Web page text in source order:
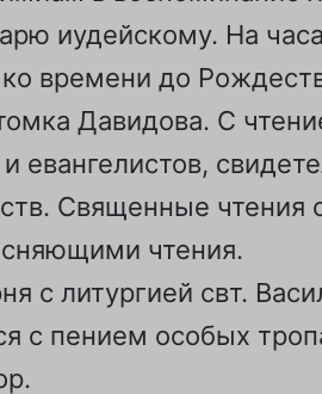
иудейскому. На
времени до
Давидова. С
евангелистов,
Священные чтения
чтения.
с литургией свт.
с пением особых